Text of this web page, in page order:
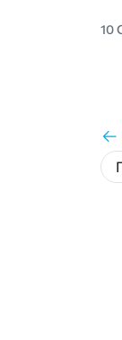
10